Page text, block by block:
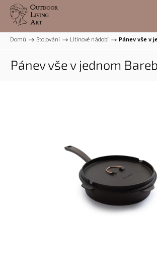
Domů / Stolování / Litinové nádobí / Pánev vše v
Pánev vše v jednom